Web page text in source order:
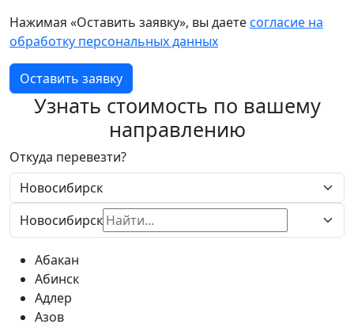
Нажимая «Оставить заявку», вы даетесогласие на
обработку персональных данных
Оставить заявку
Узнать стоимость по вашему
направлению
Откуда перевезти?
Новосибирск
Абакан
Абинск
Адлер
Азов